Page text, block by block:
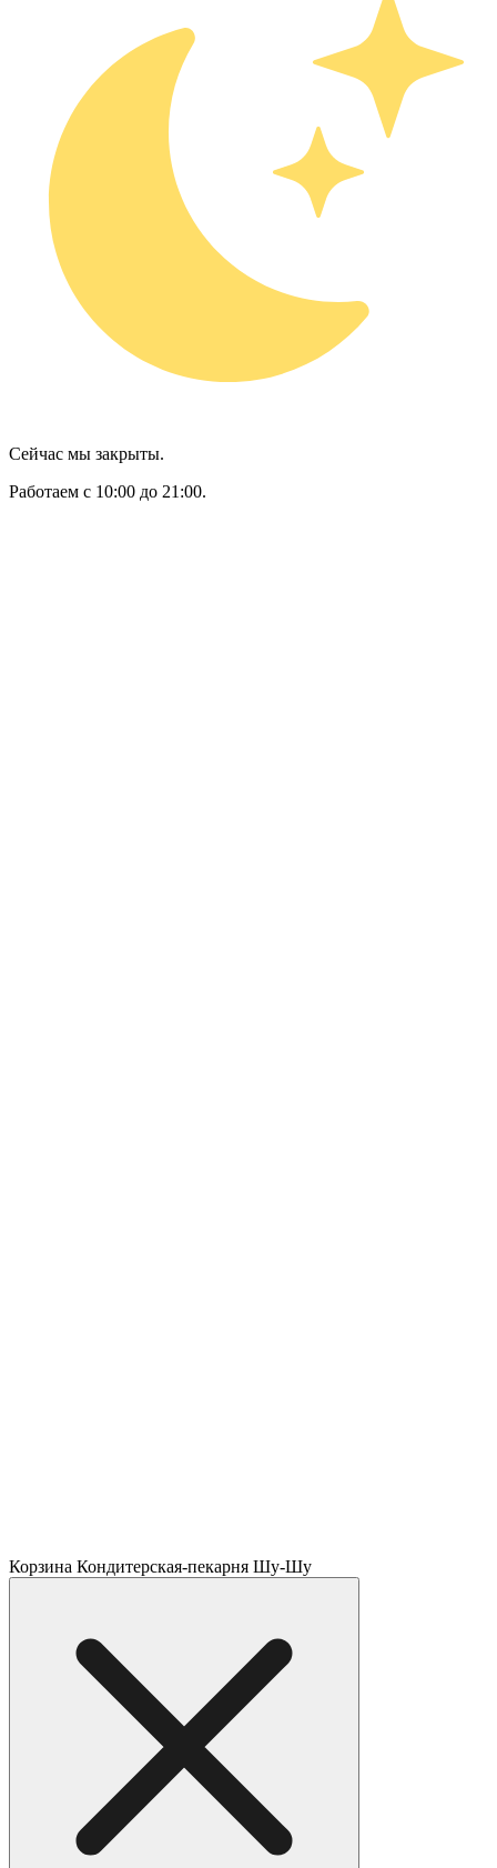
Сейчас мы закрыты.
Работаем с 10:00 до 21:00.
Корзина Кондитерская-пекарня Шу-Шу